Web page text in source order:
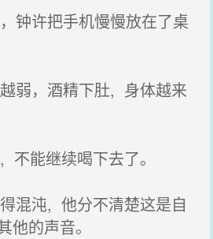
钟许把手机慢慢放在了桌
弱，酒精下肚, 身体越来
能继续喝下去了。
混沌, 他分不清楚这是自
他的声音。